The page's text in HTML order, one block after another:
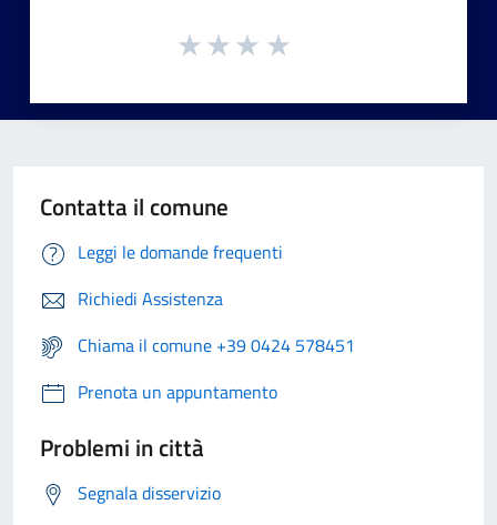
Contatta il comune
Leggi le domande frequenti
Richiedi Assistenza
Chiama il comune +39 0424 578451
Prenota un appuntamento
Problemi in città
Segnala disservizio